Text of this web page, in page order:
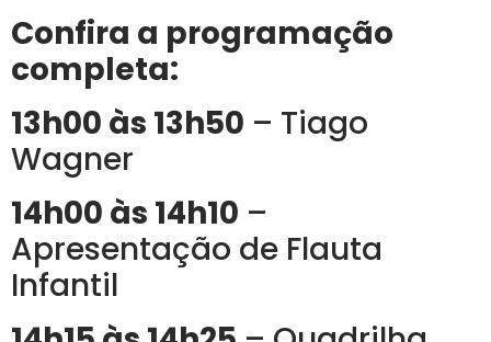
Confira a programação
completa:
13h00 às 13h50 – Tiago
Wagner
14h00 às 14h10 –
Apresentação de Flauta
Infantil